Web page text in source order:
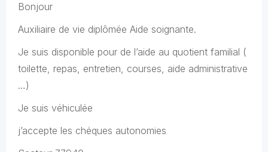
Bonjour
Auxiliaire de vie diplômée Aide soignante.
Je suis disponible pour de l’aide au quotient familial (
toilette, repas, entretien, courses, aide administrative
…)
Je suis véhiculée
j’accepte les chéques autonomies